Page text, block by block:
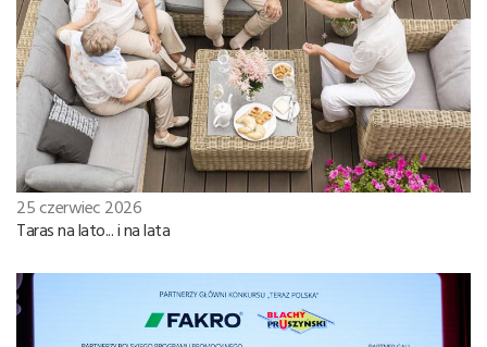
25 czerwiec 2026
Taras na lato... i na lata